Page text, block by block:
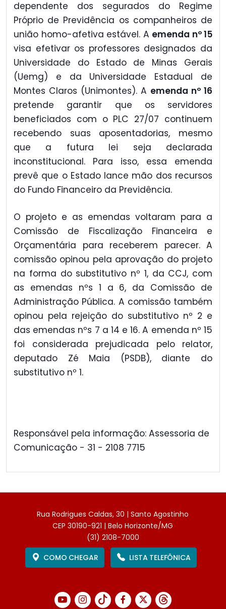
dependente dos segurados do Regime
Próprio de Previdência os companheiros de
união homo-afetiva estável. A emenda nº 15
visa efetivar os professores designados da
Universidade do Estado de Minas Gerais
(Uemg) e da Universidade Estadual de
Montes Claros (Unimontes). A emenda nº 16
pretende garantir que os servidores
beneficiados com o PLC 27/07 continuem
recebendo suas aposentadorias, mesmo
que a futura lei seja declarada
inconstitucional. Para isso, essa emenda
prevê que o Estado lance mão dos recursos
do Fundo Financeiro da Previdência.
O projeto e as emendas voltaram para a
Comissão de Fiscalização Financeira e
Orçamentária para receberem parecer. A
comissão opinou pela aprovação do projeto
na forma do substitutivo nº 1, da CCJ, com
as emendas nºs 1 a 6, da Comissão de
Administração Pública. A comissão também
opinou pela rejeição do substitutivo nº 2 e
das emendas nºs 7 a 14 e 16. A emenda nº 15
foi considerada prejudicada pelo relator,
deputado Zé Maia (PSDB), diante do
substitutivo nº 1.
Responsável pela informação: Assessoria de
Comunicação - 31 - 2108 7715
Rua Rodrigues Caldas, 30 | Santo Agostinho
CEP 30190-921 | Belo Horizonte/MG
(31) 2108-7000
COMO CHEGAR
LISTA TELEFÔNICA